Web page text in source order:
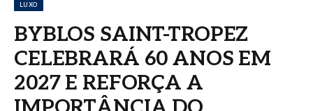
LUXO
BYBLOS SAINT-TROPEZ
CELEBRARÁ 60 ANOS EM
2027 E REFORÇA A